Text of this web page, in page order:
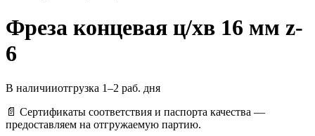
Фреза концевая ц/хв 16 мм z-
6
В наличииотгрузка 1–2 раб. дня
📄 Сертификаты соответствия и паспорта качества —
предоставляем на отгружаемую партию.